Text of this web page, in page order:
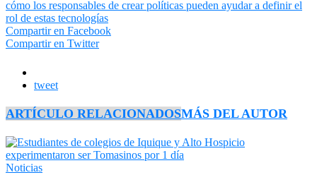
Compartir en Facebook
Compartir en Twitter
tweet
ARTÍCULO RELACIONADOSMÁS DEL AUTOR
Noticias